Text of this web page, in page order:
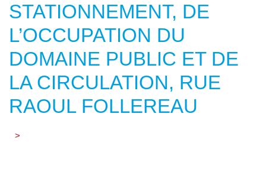
STATIONNEMENT, DE
L’OCCUPATION DU
DOMAINE PUBLIC ET DE
LA CIRCULATION, RUE
RAOUL FOLLEREAU
>